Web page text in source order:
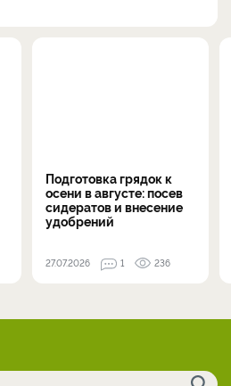
Подготовка грядок к
осени в августе: посев
сидератов и внесение
удобрений
27.07.2026 1 236